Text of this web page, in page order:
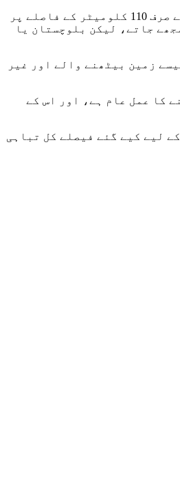
یہ تشویش صرف مقامی زمین کے بیٹھنے تک محدود نہیں۔ ڈاکٹر عدنان خان نے نشاندہی کی کہ کراچی ایک حساس زون کے قریب واقع ہے جہاں سے صرف 110 کلومیٹر کے فاصلے پر
جاتے، لیکن بلوچستان یا
زمین بیٹھنے والے اور غیر
کا عمل عام ہے، اور اس کے
لیے کیے گئے فیصلے کل تباہی